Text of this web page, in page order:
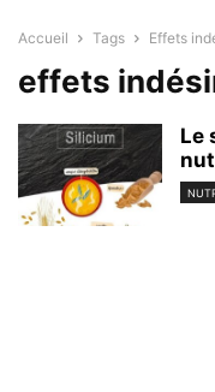
Accueil Tags Effets
effets
Le